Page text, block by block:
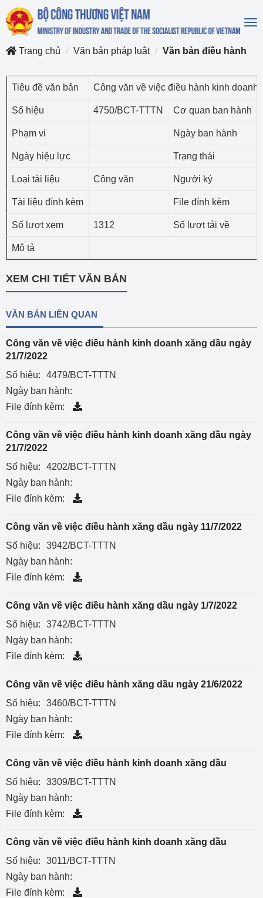
Trang chủ
Văn bản pháp luật Văn bản điều hành
Tiêu đề văn bản Công văn về việc điều hành kinh doanh
Số hiệu 4750/BCT-TTTN Cơ quan ban hành
Phạm vi Ngày ban hành
Ngày hiệu lực Trạng thái
Loại tài liệu Công văn Người ký
Tài liệu đính kèm File đính kèm
Số lượt xem 1312 Số lượt tải về
Mô tả
XEM CHI TIẾT VĂN BẢN
VĂN BẢN LIÊN QUAN
Công văn về việc điều hành kinh doanh xăng dầu ngày
21/7/2022
Số hiệu:
4479/BCT-TTTN
Ngày ban hành:
File đính kèm:
Công văn về việc điều hành kinh doanh xăng dầu ngày
21/7/2022
Số hiệu:
4202/BCT-TTTN
Ngày ban hành:
File đính kèm:
Công văn về việc điều hành xăng dầu ngày 11/7/2022
Số hiệu:
3942/BCT-TTTN
Ngày ban hành:
File đính kèm:
Công văn về việc điều hành xăng dầu ngày 1/7/2022
Số hiệu:
3742/BCT-TTTN
Ngày ban hành:
File đính kèm:
Công văn về việc điều hành xăng dầu ngày 21/6/2022
Số hiệu:
3460/BCT-TTTN
Ngày ban hành:
File đính kèm:
Công văn về việc điều hành kinh doanh xăng dầu
Số hiệu:
3309/BCT-TTTN
Ngày ban hành:
File đính kèm:
Công văn về việc điều hành kinh doanh xăng dầu
Số hiệu:
3011/BCT-TTTN
Ngày ban hành:
File đính kèm: